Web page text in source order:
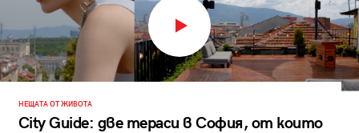
НЕЩАТА ОТ ЖИВОТА
City Guide: две тераси в София, от които